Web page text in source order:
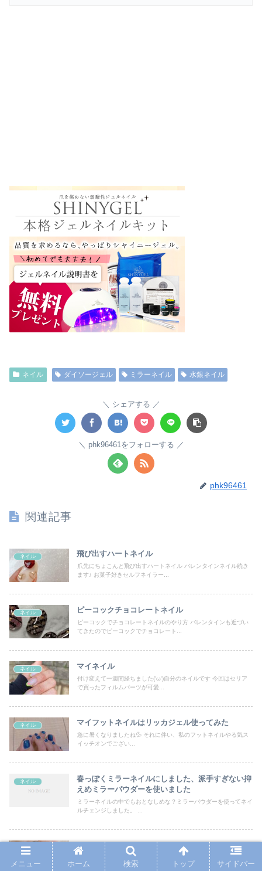
ネイル ダイソージェル ミラーネイル 水銀ネイル
シェアする
phk96461をフォローする
phk96461
関連記事
ネイル 飛び出すハートネイル
爪先にちょこんと飛び出すハートネイル バレンタインネイル続き
ます♪ お菓子好きセルフネイラー...
ネイル ピーコックチョコレートネイル
ピーコックでチョコレートネイルのやり方 バレンタインも近づい
てきたのでピーコックでチョコレート...
ネイル マイネイル
付け変えて一週間経ちました('ω')自分のネイルです 今回はセリア
で買ったフィルムパーツが可愛...
ネイル マイフットネイルはリッカジェル使ってみた
急に暑くなりましたね💦 それに伴い、私のフットネイルやる気ス
イッチオンでござい...
ネイル
春っぽくミラーネイルにしました、派手すぎない抑
えめミラーパウダーを使いました
ミラーネイルの中でもおとなしめな？ミラーパウダーを使ってネイ
ネイル ハート忍ばせネイル♡
メニュー ホーム 検索 トップ サイドバー